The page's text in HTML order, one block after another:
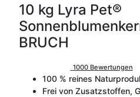
10 kg Lyra Pet®
BRUCH
1000 Bewertungen
100 % reines
Frei von Zusatzstoffen,